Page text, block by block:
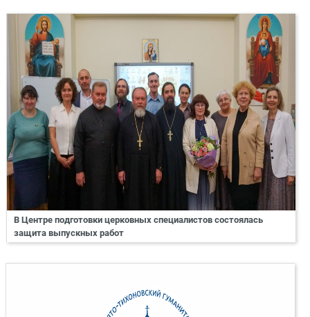
В Центре подготовки церковных специалистов состоялась
защита выпускных работ